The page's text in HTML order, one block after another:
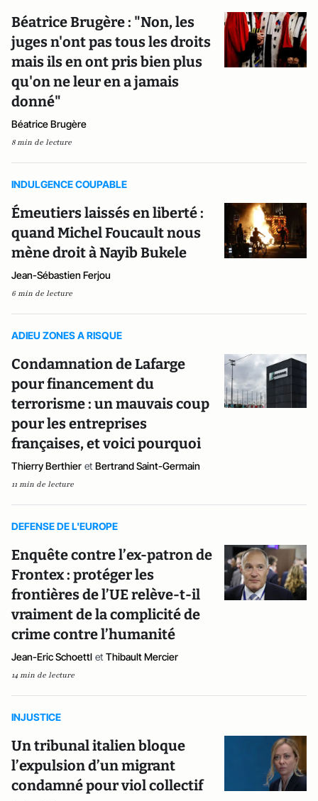
Béatrice Brugère : "Non, les
juges n'ont pas tous les droits
mais ils en ont pris bien plus
qu'on ne leur en a jamais
donné"
Béatrice Brugère
8 min de lecture
INDULGENCE COUPABLE
Émeutiers laissés en liberté :
quand Michel Foucault nous
mène droit à Nayib Bukele
Jean-Sébastien Ferjou
6 min de lecture
ADIEU ZONES A RISQUE
Condamnation de Lafarge
pour financement du
terrorisme : un mauvais coup
pour les entreprises
françaises, et voici pourquoi
Thierry Berthier et Bertrand Saint-Germain
11 min de lecture
DEFENSE DE L'EUROPE
Enquête contre l’ex-patron de
Frontex : protéger les
frontières de l’UE relève-t-il
vraiment de la complicité de
crime contre l’humanité
Jean-Eric Schoettl et Thibault Mercier
14 min de lecture
INJUSTICE
Un tribunal italien bloque
l’expulsion d’un migrant
condamné pour viol collectif